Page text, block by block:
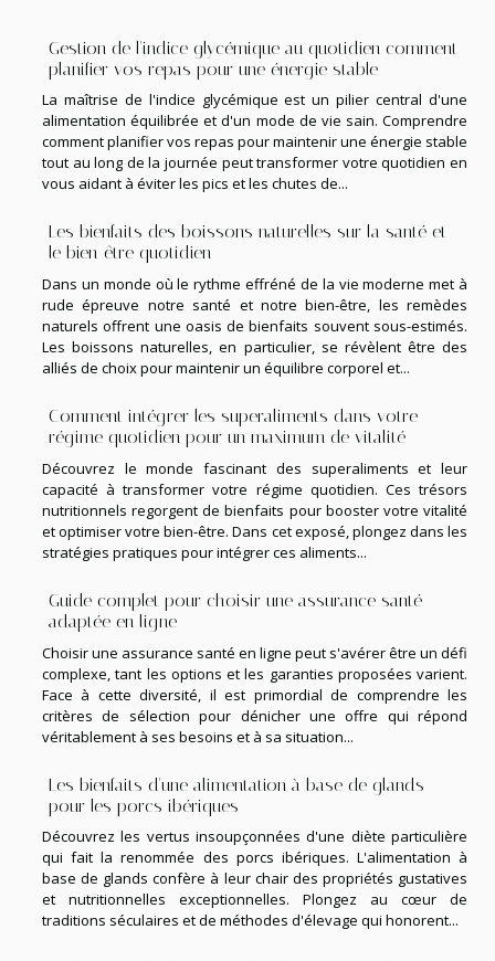
Gestion de l'indice glycémique au quotidien comment
planifier vos repas pour une énergie stable
La maîtrise de l'indice glycémique est un pilier central d'une
alimentation équilibrée et d'un mode de vie sain. Comprendre
comment planifier vos repas pour maintenir une énergie stable
tout au long de la journée peut transformer votre quotidien en
vous aidant à éviter les pics et les chutes de...
Les bienfaits des boissons naturelles sur la santé et
le bien-être quotidien
Dans un monde où le rythme effréné de la vie moderne met à
rude épreuve notre santé et notre bien-être, les remèdes
naturels offrent une oasis de bienfaits souvent sous-estimés.
Les boissons naturelles, en particulier, se révèlent être des
alliés de choix pour maintenir un équilibre corporel et...
Comment intégrer les superaliments dans votre
régime quotidien pour un maximum de vitalité
Découvrez le monde fascinant des superaliments et leur
capacité à transformer votre régime quotidien. Ces trésors
nutritionnels regorgent de bienfaits pour booster votre vitalité
et optimiser votre bien-être. Dans cet exposé, plongez dans les
stratégies pratiques pour intégrer ces aliments...
Guide complet pour choisir une assurance santé
adaptée en ligne
Choisir une assurance santé en ligne peut s'avérer être un défi
complexe, tant les options et les garanties proposées varient.
Face à cette diversité, il est primordial de comprendre les
critères de sélection pour dénicher une offre qui répond
véritablement à ses besoins et à sa situation...
Les bienfaits d'une alimentation à base de glands
pour les porcs ibériques
Découvrez les vertus insoupçonnées d'une diète particulière
qui fait la renommée des porcs ibériques. L'alimentation à
base de glands confère à leur chair des propriétés gustatives
et nutritionnelles exceptionnelles. Plongez au cœur de
traditions séculaires et de méthodes d'élevage qui honorent...